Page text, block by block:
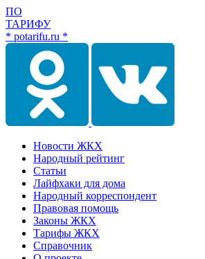
ПО
ТАРИФУ
* potarifu.ru *
Новости ЖКХ
Народный рейтинг
Статьи
Лайфхаки для дома
Народный корреспондент
Правовая помощь
Законы ЖКХ
Тарифы ЖКХ
Справочник